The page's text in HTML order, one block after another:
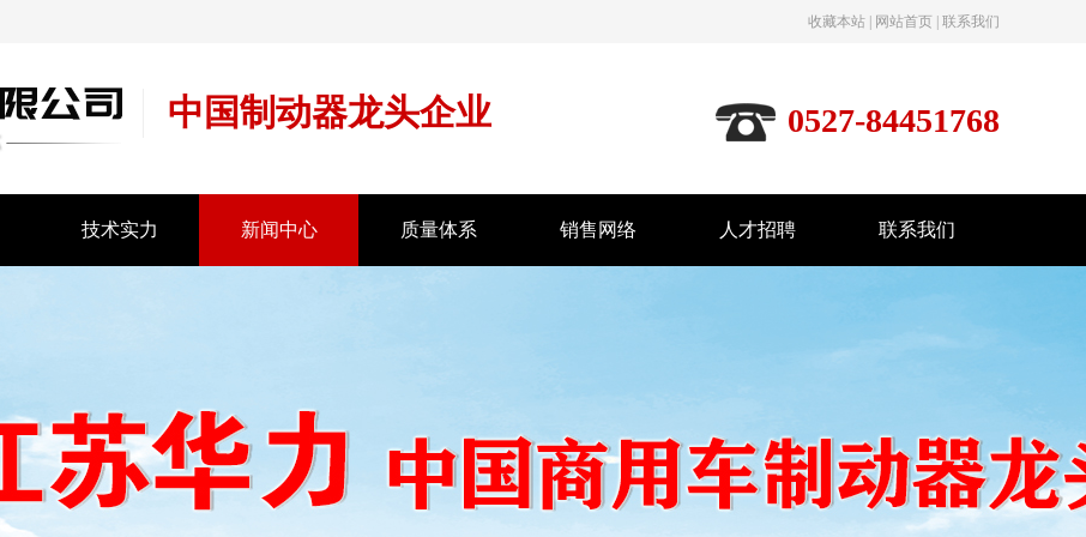
收藏本站 网站首页 联系我们
中国制动器龙头企业 0527-84451768
技术实力 新闻中心 质量体系 销售网络 人才招聘 联系我们